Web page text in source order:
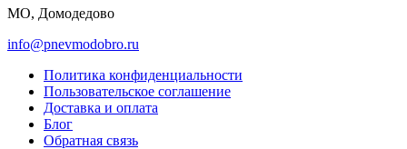
МО, Домодедово
info@pnevmodobro.ru
Политика конфиденциальности
Пользовательское соглашение
Доставка и оплата
Блог
Обратная связь